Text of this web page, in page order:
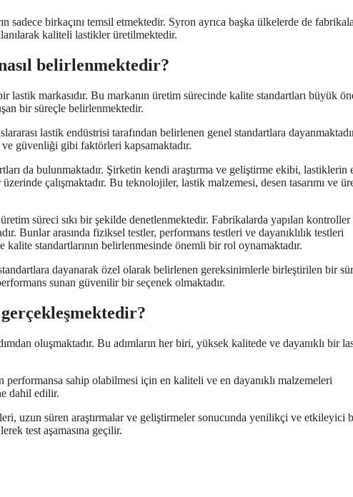
birkaçını temsil etmektedir. Syron ayrıca başka ülkelerde de
kaliteli lastikler üretilmektedir.
belirlenmektedir?
markasıdır. Bu markanın üretim sürecinde kalite standartları büyük
bir süreçle belirlenmektedir.
lastik endüstrisi tarafından belirlenen genel standartlara
ve güvenliği gibi faktörleri kapsamaktadır.
da bulunmaktadır. Şirketin kendi araştırma ve geliştirme ekibi, lastiklerin
çalışmaktadır. Bu teknolojiler, lastik malzemesi, desen tasarımı ve
süreci sıkı bir şekilde denetlenmektedir. Fabrikalarda yapılan kontroller
Bunlar arasında fiziksel testler, performans testleri ve dayanıklılık testleri
standartlarının belirlenmesinde önemli bir rol oynamaktadır.
dayanarak özel olarak belirlenen gereksinimlerle birleştirilen bir
sunan güvenilir bir seçenek olmaktadır.
oluşmaktadır. Bu adımların her biri, yüksek kalitede ve dayanıklı bir
sahip olabilmesi için en kaliteli ve en dayanıklı malzemeleri
dahil edilir.
uzun süren araştırmalar ve geliştirmeler sonucunda yenilikçi ve etkileyici
test aşamasına geçilir.